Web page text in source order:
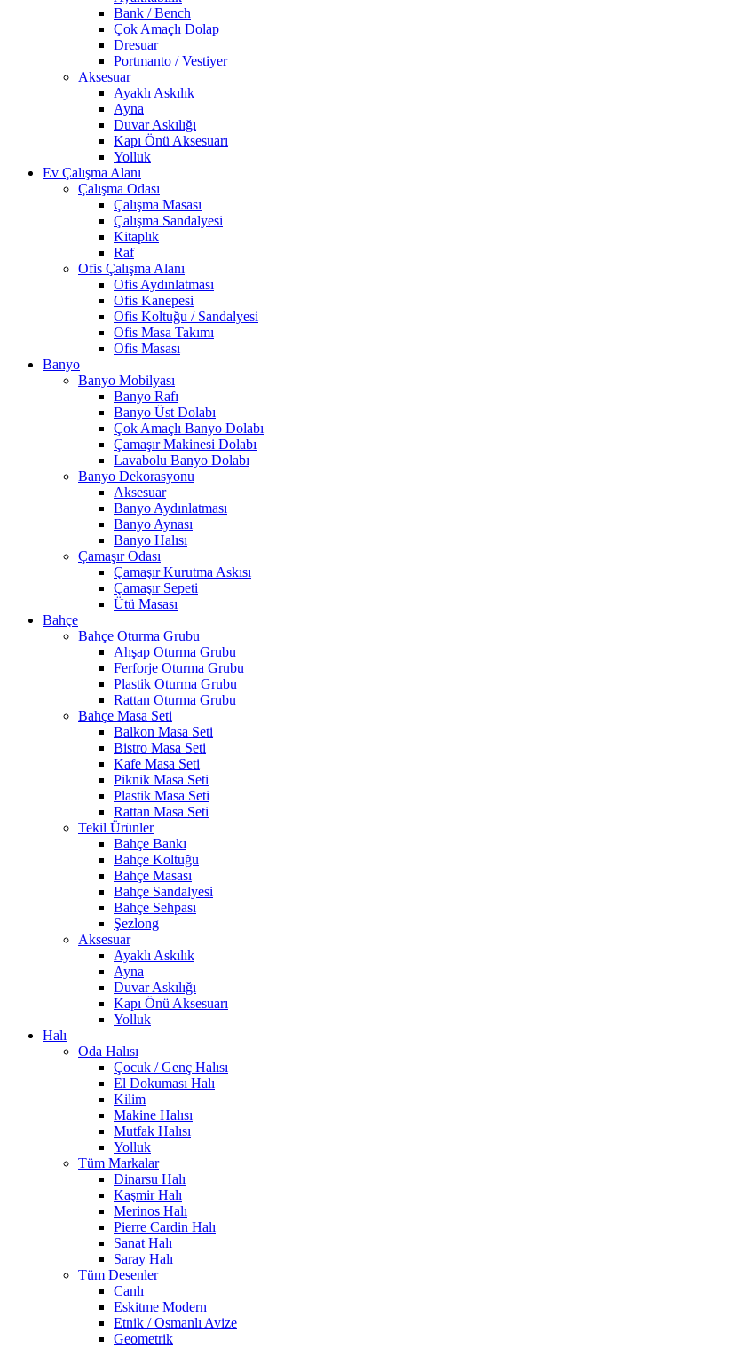
Bank / Bench
Çok Amaçlı Dolap
Dresuar
Portmanto / Vestiyer
Aksesuar
Ayaklı Askılık
Ayna
Duvar Askılığı
Kapı Önü Aksesuarı
Yolluk
Ev Çalışma Alanı
Çalışma Odası
Çalışma Masası
Çalışma Sandalyesi
Kitaplık
Raf
Ofis Çalışma Alanı
Ofis Aydınlatması
Ofis Kanepesi
Ofis Koltuğu / Sandalyesi
Ofis Masa Takımı
Ofis Masası
Banyo
Banyo Mobilyası
Banyo Rafı
Banyo Üst Dolabı
Çok Amaçlı Banyo Dolabı
Çamaşır Makinesi Dolabı
Lavabolu Banyo Dolabı
Banyo Dekorasyonu
Aksesuar
Banyo Aydınlatması
Banyo Aynası
Banyo Halısı
Çamaşır Odası
Çamaşır Kurutma Askısı
Çamaşır Sepeti
Ütü Masası
Bahçe
Bahçe Oturma Grubu
Ahşap Oturma Grubu
Ferforje Oturma Grubu
Plastik Oturma Grubu
Rattan Oturma Grubu
Bahçe Masa Seti
Balkon Masa Seti
Bistro Masa Seti
Kafe Masa Seti
Piknik Masa Seti
Plastik Masa Seti
Rattan Masa Seti
Tekil Ürünler
Bahçe Bankı
Bahçe Koltuğu
Bahçe Masası
Bahçe Sandalyesi
Bahçe Sehpası
Şezlong
Aksesuar
Ayaklı Askılık
Ayna
Duvar Askılığı
Kapı Önü Aksesuarı
Yolluk
Halı
Oda Halısı
Çocuk / Genç Halısı
El Dokuması Halı
Kilim
Makine Halısı
Mutfak Halısı
Yolluk
Tüm Markalar
Dinarsu Halı
Kaşmir Halı
Merinos Halı
Pierre Cardin Halı
Sanat Halı
Saray Halı
Tüm Desenler
Canlı
Eskitme Modern
Etnik / Osmanlı Avize
Geometrik